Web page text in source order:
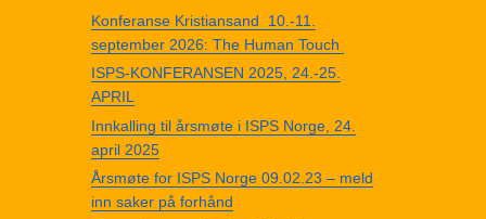
Konferanse Kristiansand 10.-11.
september 2026: The Human Touch
ISPS-KONFERANSEN 2025, 24.-25.
APRIL
Innkalling til årsmøte i ISPS Norge, 24.
april 2025
Årsmøte for ISPS Norge 09.02.23 – meld
inn saker på forhånd